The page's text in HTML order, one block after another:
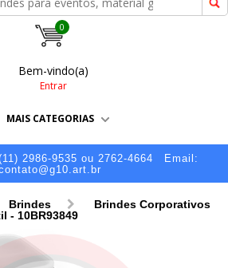
0
Bem-vindo(a)
Entrar
MAIS CATEGORIAS
2986-9535 ou 2762-4664
Email:
Brindes
Brindes Corporativos
- 10BR93849